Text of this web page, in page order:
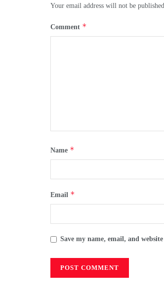
Your email address will not be
Comment *
Name *
Email *
Save my name, email, and